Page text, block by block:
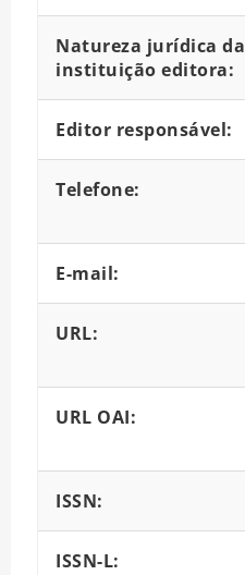
Natureza jurídica da
instituição editora:
Editor responsável:
Telefone:
E-mail:
URL:
URL OAI:
ISSN:
ISSN-L: